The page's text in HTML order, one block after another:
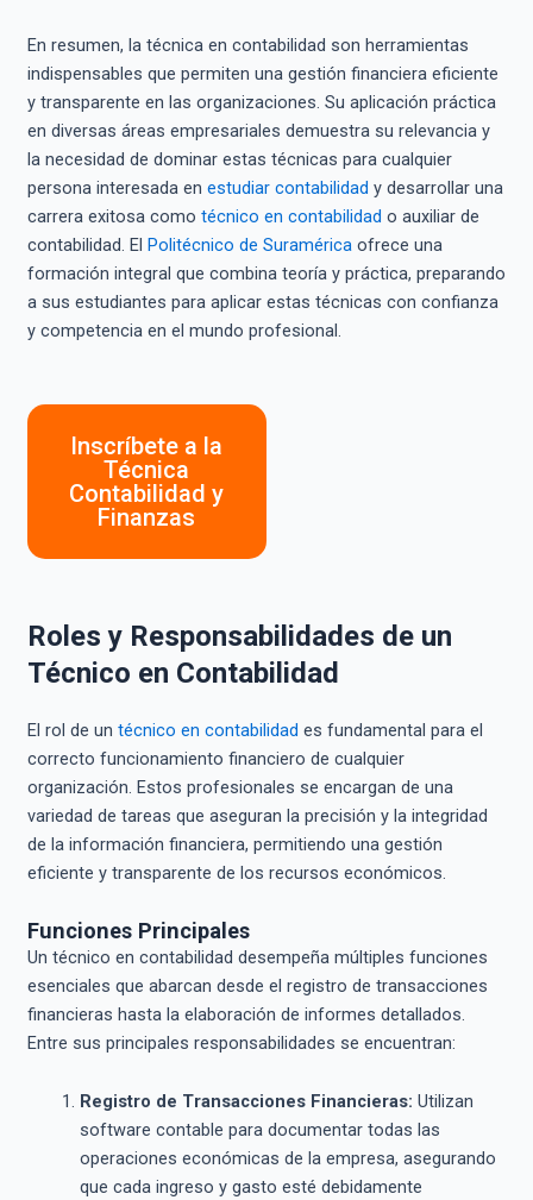
En resumen, la técnica en contabilidad son herramientas
indispensables que permiten una gestión financiera eficiente
y transparente en las organizaciones. Su aplicación práctica
en diversas áreas empresariales demuestra su relevancia y
la necesidad de dominar estas técnicas para cualquier
persona interesada en estudiar contabilidad y desarrollar una
carrera exitosa como técnico en contabilidad o auxiliar de
contabilidad. El Politécnico de Suraméricaofrece una
formación integral que combina teoría y práctica, preparando
a sus estudiantes para aplicar estas técnicas con confianza
y competencia en el mundo profesional.
Inscríbete a la
Técnica
Contabilidad y
Finanzas
Roles y Responsabilidades de un
Técnico en Contabilidad
El rol de un técnico en contabilidad es fundamental para el
correcto funcionamiento financiero de cualquier
organización. Estos profesionales se encargan de una
variedad de tareas que aseguran la precisión y la integridad
de la información financiera, permitiendo una gestión
eficiente y transparente de los recursos económicos.
Funciones Principales
Un técnico en contabilidad desempeña múltiples funciones
esenciales que abarcan desde el registro de transacciones
financieras hasta la elaboración de informes detallados.
Entre sus principales responsabilidades se encuentran:
Registro de Transacciones Financieras: Utilizan
software contable para documentar todas las
operaciones económicas de la empresa, asegurando
que cada ingreso y gasto esté debidamente